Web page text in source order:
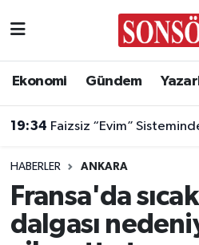
Ekonomi Gündem
19:34 Faizsiz “Evim”
HABERLER ANKARA
Fransa'da
dalgası
Asayiş
Biyografi
Çevre
Ankara Nöbetçi
Ankara Trafik Yoğunluk
Süper Lig Puan Durumu